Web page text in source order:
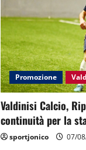
Promozione
Valdinisi Calcio,
continuità per la
sportjonico 07/